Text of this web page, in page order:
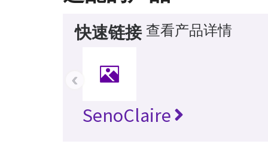
快速链接 查看产品详情
SenoClaire
‹